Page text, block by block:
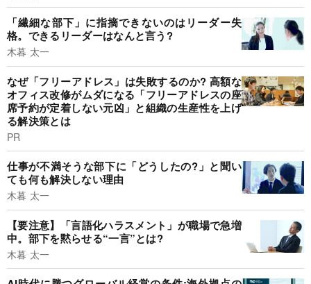
「繊細な部下」に指摘できないのはリーダー失
格。できるリーダーはなんと言う?
木暮 太一
なぜ「フリーアドレス」は失敗するのか? 高額な
オフィス改修がムダになる「フリーアドレスの座
席予約が定着しない元凶」と組織の生産性を上げ
る解決策とは
PR
仕事が不満そうな部下に「どうしたの?」と聞い
ても何も解決しない理由
木暮 太一
【要注意】「言語化ハラスメント」が職場で急増
中。部下を黙らせる“一言”とは?
木暮 太一